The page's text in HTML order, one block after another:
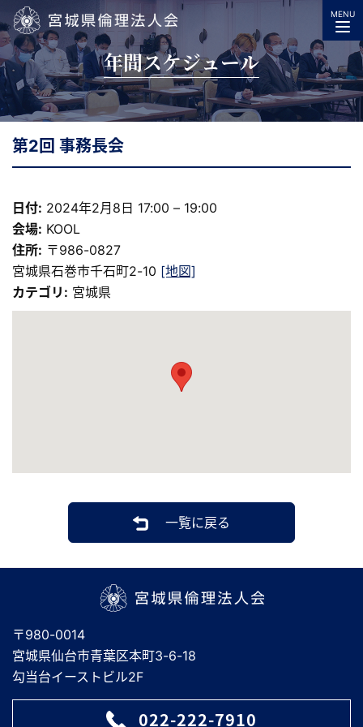
宮城県倫理法人会
MENU
年間スケジュール
第2回 事務長会
日付: 2024年2月8日 17:00 – 19:00
会場: KOOL
住所: 〒986-0827
宮城県石巻市千石町2-10 [地図]
カテゴリ: 宮城県
一覧に戻る
〒980-0014
宮城県仙台市青葉区本町3-6-18
勾当台イーストビル2F
022-222-7910